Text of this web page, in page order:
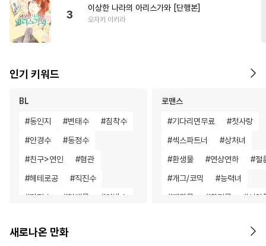
3
이상한 나라의 아리스가와 [단행본]
오자키 아키라
인기 키워드
BL
#동인지 #변태수 #침착수
#안경수 #동정수
#친구>연인 #혐관
#헤테로공 #직진수
#다정수 #현대물 #아방수
#고수위 #변태
로맨스
#기다리면무료 #첫사랑
#섹스파트너 #상처녀
#환생물 #연상연하 #절
#개그/코믹 #능력녀
#재회물 #회귀물 # 서양
새로나온 만화